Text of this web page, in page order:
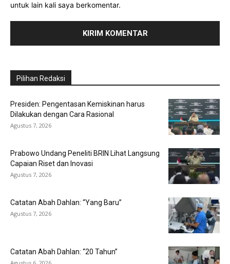
untuk lain kali saya berkomentar.
Pilihan Redaksi
Presiden: Pengentasan Kemiskinan harus
Dilakukan dengan Cara Rasional
Agustus 7, 2026
Prabowo Undang Peneliti BRIN Lihat Langsung
Capaian Riset dan Inovasi
Agustus 7, 2026
Catatan Abah Dahlan: “Yang Baru”
Agustus 7, 2026
Catatan Abah Dahlan: “20 Tahun”